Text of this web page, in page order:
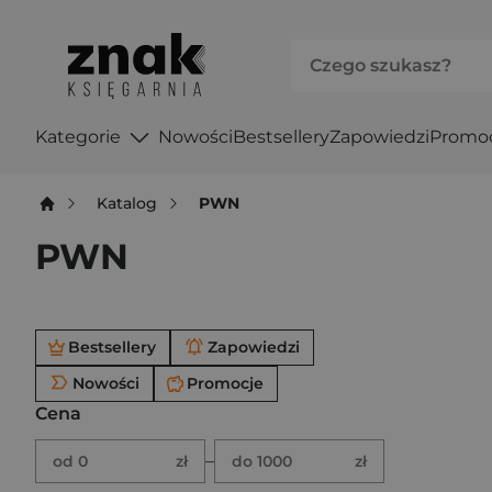
Kategorie NowościBestselleryZapowiedzi
Katalog PWN
PWN
Po użyciu produkty będą automatycznie filtrowane.
Bestsellery
Zapowiedzi
Nowości
Promocje
Cena
Brak ustawionego zakresu ceny.
Podaj zakres ceny w złotych.
od 0 zł – do 1000 zł